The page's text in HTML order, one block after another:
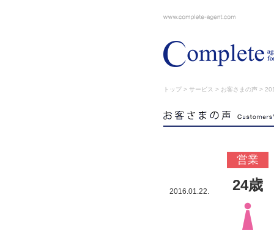
トップ> サービス > お客さまの声>
営業
24歳
2016.01.22.